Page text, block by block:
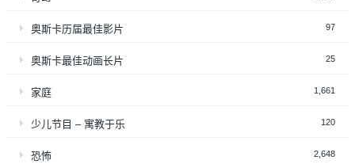
奥斯卡历届最佳影片 97
奥斯卡最佳动画长片 25
家庭 1,661
少儿节目 – 寓教于乐 120
恐怖 2,648